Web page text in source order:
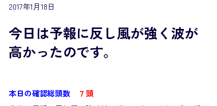
2017年1月18日
今日は予報に反し風が強く波が
高かったのです。
本日の確認総頭数
７頭